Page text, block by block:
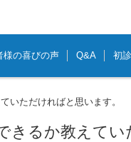
様の喜びの声 Q&A 初
いただければと思います。
きるか教えてい